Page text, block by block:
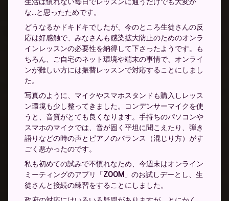
な…と思ったためです。
どうなるかドキドキでしたが、今のところ生徒さんの反
応は好感触で、みなさんも感染拡大防止のためのオンラ
インレッスンの必要性を納得して下さったようです。も
ちろん、ご自宅のネット環境や端末の事情で、オンライ
ンが難しい方には振替レッスンで対応することにしまし
た。
写真のように、マイクやスマホスタンドも購入しレッス
ン環境も少し整ってきました。コンデンサーマイクを使
うと、音質がとても良くなります。手持ちのパソコンや
スマホのマイクでは、音が固く平坦に聞こえたり、弾き
語りなどの時の声とピアノのバランス（混じり方）がす
ごく悪かったのです。
私も初めての試みで不慣れなため、今週末はオンライン
ミーティングのアプリ「ZOOM 」のお試しデーとし、生
徒さんと接続の練習をすることにしました。